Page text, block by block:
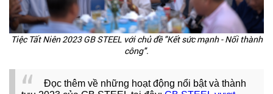
Tiệc Tất Niên 2023 GB STEEL với chủ đề "Kết sức mạnh - Nối thành
công".
Đọc thêm về những hoạt động nổi bật và thành